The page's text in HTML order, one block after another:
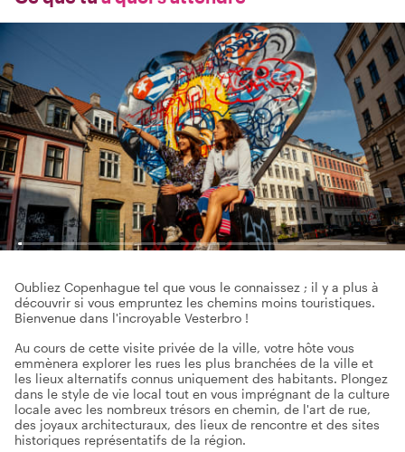
Oubliez Copenhague tel que vous le connaissez ; il y a plus à
découvrir si vous empruntez les chemins moins touristiques.
Bienvenue dans l'incroyable Vesterbro !
Au cours de cette visite privée de la ville, votre hôte vous
emmènera explorer les rues les plus branchées de la ville et
les lieux alternatifs connus uniquement des habitants. Plongez
dans le style de vie local tout en vous imprégnant de la culture
locale avec les nombreux trésors en chemin, de l'art de rue,
des joyaux architecturaux, des lieux de rencontre et des sites
historiques représentatifs de la région.